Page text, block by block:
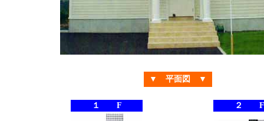
▼ 平面図 ▼
１ F ２ F